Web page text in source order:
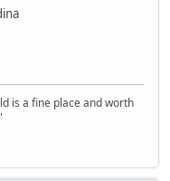
is a fine place and worth